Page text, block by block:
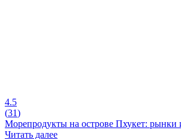
4.5
(31)
Морепродукты на острове Пхукет: рынки
Читать далее